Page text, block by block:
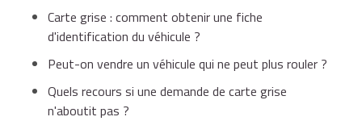
débridage d'une moto effectué par un
professionnel, la faisant passer de la catégorie A2
un permis A qu'il a obtenu avant ses 24 ans).
Carte grise en original (vous recevrez un
certificat provisoire d'immatriculation (CPI)
Carte grise : comment obtenir une fiche
d'identification du véhicule ?
Peut-on vendre un véhicule qui ne peut plus rouler ?
Quels recours si une demande de carte grise
n'aboutit pas ?